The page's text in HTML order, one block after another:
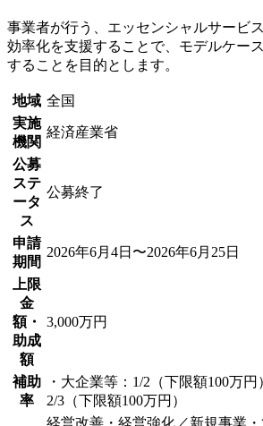
事業者が行う、エッセンシャルサービ
効率化を支援することで、モデルケー
することを目的とします。
地域 全国
実施
機関
経済産業省
公募
ステ
ータ
ス
公募終了
申請
期間
2026年6月4日〜2026年6月25日
上限
金
額・
助成
額
3,000万円
補助
率
・大企業等：1/2（下限額100万円
2/3（下限額100万円）
経営改善・経営強化／新規事業